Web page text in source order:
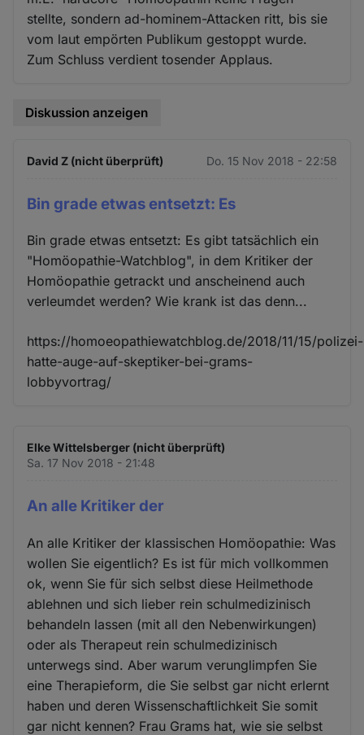
stellte, sondern ad-hominem-Attacken ritt, bis sie
vom laut empörten Publikum gestoppt wurde.
Zum Schluss verdient tosender Applaus.
Diskussion anzeigen
David Z (nicht überprüft) Do. 15 Nov 2018 - 22:58
Bin grade etwas entsetzt: Es
Bin grade etwas entsetzt: Es gibt tatsächlich ein
"Homöopathie-Watchblog", in dem Kritiker der
Homöopathie getrackt und anscheinend auch
verleumdet werden? Wie krank ist das denn...
https://homoeopathiewatchblog.de/2018/11/15/polizei-
hatte-auge-auf-skeptiker-bei-grams-
lobbyvortrag/
Elke Wittelsberger (nicht überprüft)
Sa. 17 Nov 2018 - 21:48
An alle Kritiker der
An alle Kritiker der klassischen Homöopathie: Was
wollen Sie eigentlich? Es ist für mich vollkommen
ok, wenn Sie für sich selbst diese Heilmethode
ablehnen und sich lieber rein schulmedizinisch
behandeln lassen (mit all den Nebenwirkungen)
oder als Therapeut rein schulmedizinisch
unterwegs sind. Aber warum verunglimpfen Sie
eine Therapieform, die Sie selbst gar nicht erlernt
haben und deren Wissenschaftlichkeit Sie somit
gar nicht kennen? Frau Grams hat, wie sie selbst